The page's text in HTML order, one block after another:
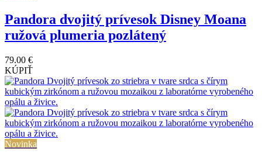
Pandora dvojitý prívesok Disney Moana
ružová plumeria pozlátený
79.00 €
KÚPIŤ
Novinka